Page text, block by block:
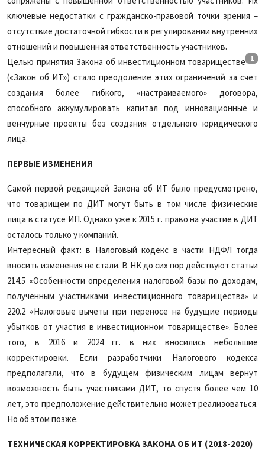
ключевые недостатки с гражданско-правовой точки зрения –
отсутствие достаточной гибкости в регулировании внутренних
отношений и повышенная ответственность участников.
Целью принятия Закона об инвестиционном товариществе
1
(«Закон об ИТ») стало преодоление этих ограничений за счет
создания более гибкого, «настраиваемого» договора,
способного аккумулировать капитал под инновационные и
венчурные проекты без создания отдельного юридического
лица.
ПЕРВЫЕ ИЗМЕНЕНИЯ
Самой первой редакцией Закона об ИТ было предусмотрено,
что товарищем по ДИТ могут быть в том числе физические
лица в статусе ИП. Однако уже к 2015 г. право на участие в ДИТ
осталось только у компаний.
Интересный факт: в Налоговый кодекс в части НДФЛ тогда
вносить изменения не стали. В НК до сих пор действуют статьи
214.5 «Особенности определения налоговой базы по доходам,
полученным участниками инвестиционного товарищества» и
220.2 «Налоговые вычеты при переносе на будущие периоды
убытков от участия в инвестиционном товариществе». Более
того, в 2016 и 2024 гг. в них вносились небольшие
корректировки. Если разработчики Налогового кодекса
предполагали, что в будущем физическим лицам вернут
возможность быть участниками ДИТ, то спустя более чем 10
лет, это предположение действительно может реализоваться.
Но об этом позже.
ТЕХНИЧЕСКАЯ КОРРЕКТИРОВКА ЗАКОНА ОБ ИТ (2018-2020)